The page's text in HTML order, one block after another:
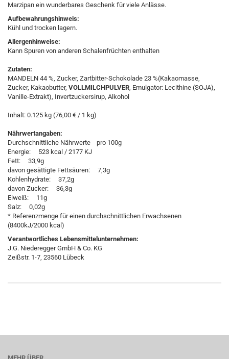
Marzipan ein wunderbares Geschenk für viele Anlässe.
Aufbewahrungshinweis:
Kühl und trocken lagern.
Allergenhinweise:
Kann Spuren von anderen Schalenfrüchten enthalten
Zutaten:
MANDELN 44 %, Zucker, Zartbitter-Schokolade 23 %(Kakaomasse,
Zucker, Kakaobutter, VOLLMILCHPULVER, Emulgator: Lecithine (SOJA),
Vanille-Extrakt), Invertzuckersirup, Alkohol
Inhalt: 0.125 kg (76,00 € / 1 kg)
Nährwertangaben:
Durchschnittliche Nährwerte pro 100g
Energie: 523 kcal / 2177 KJ
Fett: 33,9g
davon gesättigte Fettsäuren: 7,3g
Kohlenhydrate: 37,2g
davon Zucker: 36,3g
Eiweiß: 11g
Salz: 0,02g
* Referenzmenge für einen durchschnittlichen Erwachsenen
(8400kJ/2000 kcal)
Verantwortliches Lebensmittelunternehmen:
J.G. Niederegger GmbH & Co. KG
Zeißstr. 1-7, 23560 Lübeck